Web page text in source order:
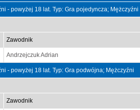
- powyżej 18 lat. Typ: Gra pojedyncza; Mężczyźni
Zawodnik
Andrzejczuk Adrian
- powyżej 18 lat. Typ: Gra podwójna; Mężczyźni
Zawodnik